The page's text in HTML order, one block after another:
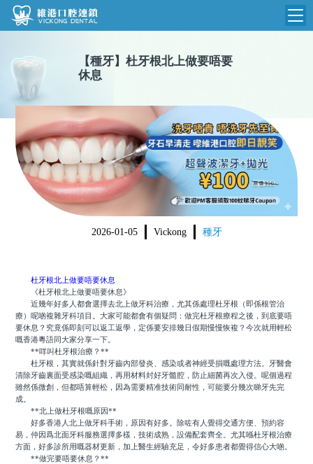
維港首頁
品牌介紹
環境設備
醫院新聞
收費標準
N
收費總表
植牙收費
根管收費
美學收費
醫生團隊
門診時間
【種牙】 杜牙根北上做要唔要
休息
2026-01-05 Vickong 種牙
杜牙根北上做要唔要休息
《杜牙根北上做要唔要休息》
近幾年好多人都會選擇去北上做牙科治療，尤其係處理杜牙根（即係根管治
療）呢啲複雜牙科項目。大家可能都會有個疑問：做完杜牙根療程之後，到底要唔
要休息？究竟係即刻可以返工返學，定係要安排幾日假期慢慢恢複？今次就用輕松
嘅香港粵語同大家分享一下。
**咩叫杜牙根治療？**
杜牙根，其實就係針對牙齒內部發炎、感染或者神經受損嘅處理方法。牙醫會
清除牙齒裏面受感染嘅組織，再用材料封好牙髓腔，防止細菌再次入侵。呢個過程
雖然係微創，但都唔算輕松，因為需要精准技術同耐性，可能要分幾次睇牙先完
成。
**北上做杜牙根嘅原因**
好多香港人北上做牙科手術，原因有好多。除咗有人覺得交通方便、預約容
易，仲因爲北面牙科服務選擇多樣，技術成熟，設備配套齊全。尤其喺杜牙根治療
方面，好多診所用嘅器材更新，加上醫生經驗充足，令好多患者都覺得信心大啲。
**做完要唔要休息？**